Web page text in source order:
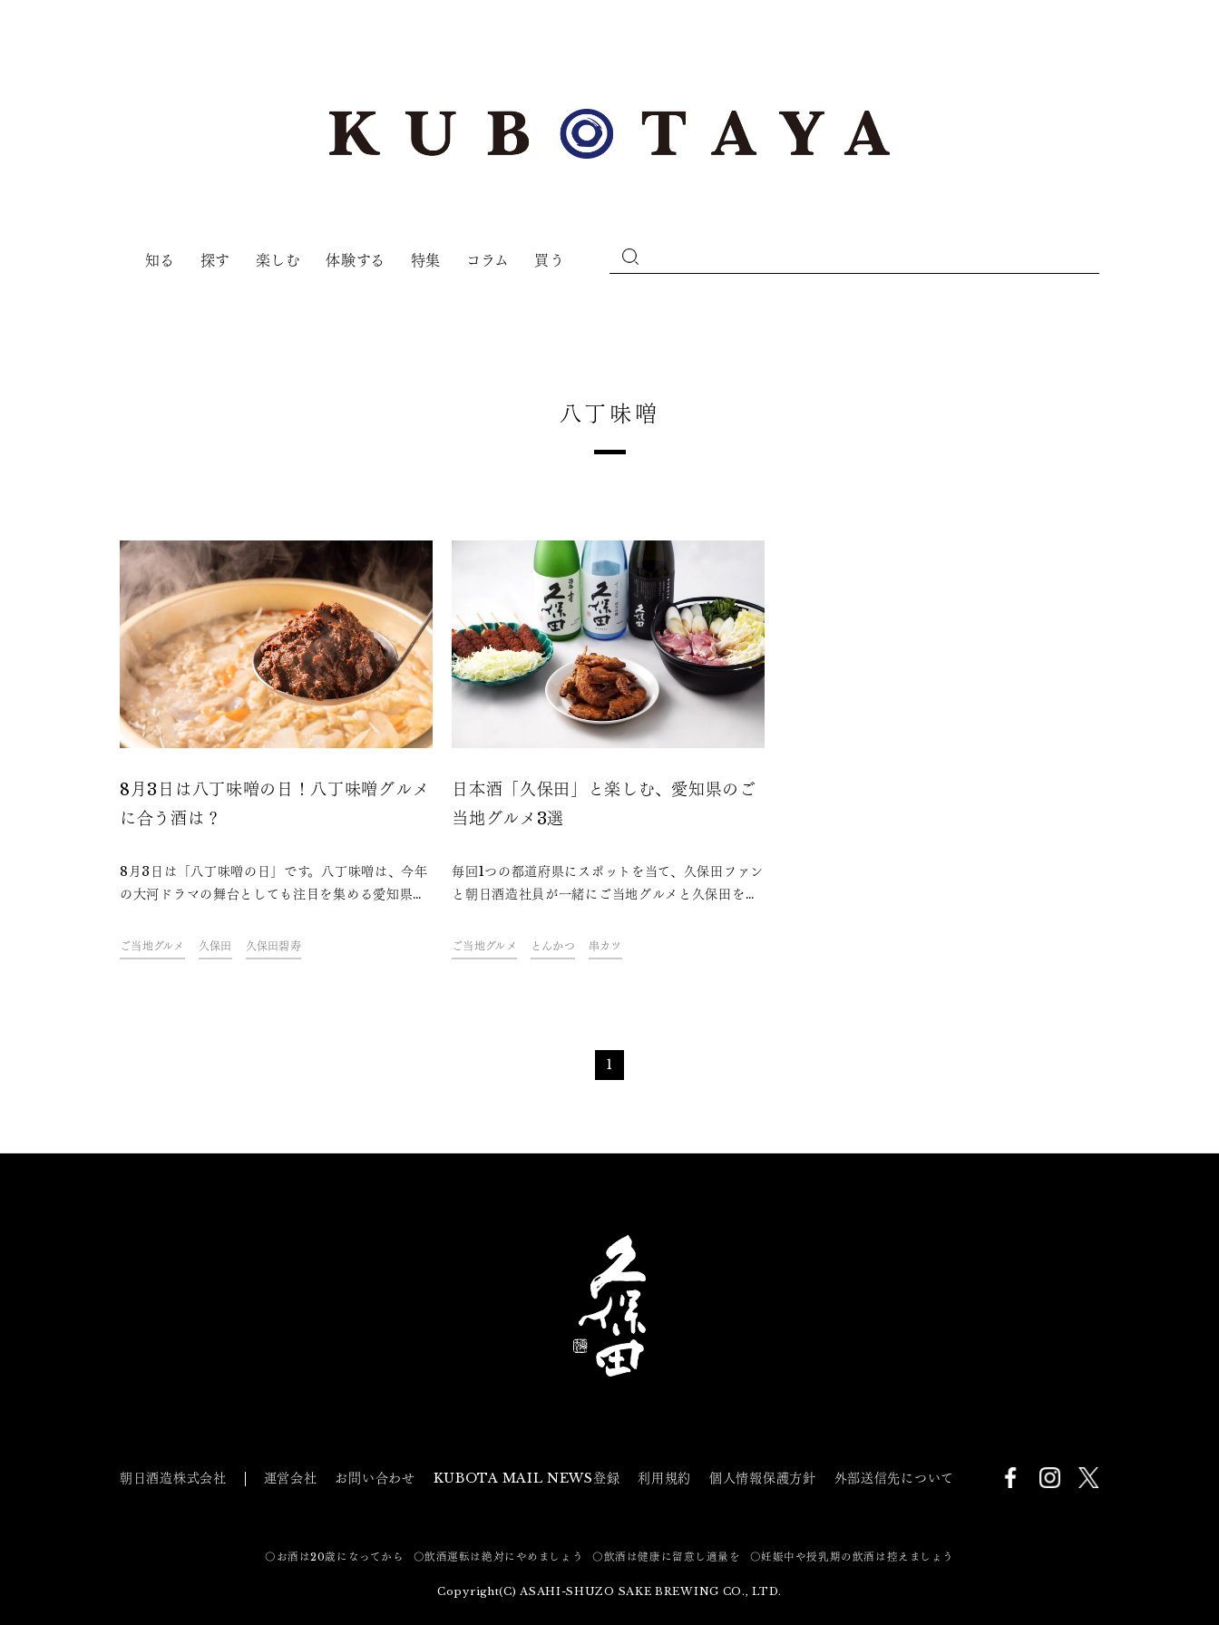
知る 探す 楽しむ 体験する 特集 コラム 買う
八丁味噌
8月3日は八丁味噌の日！八丁味噌グルメ
に合う酒は？
8月3日は「八丁味噌の日」です。八丁味噌は、今年
の大河ドラマの舞台としても注目を集める愛知県岡
の味付けには欠かせない存在です。そんな八丁味噌
についてや、八丁味噌を使ったグルメとそれに合う
ご当地グルメ 久保田 久保田碧寿
日本酒「久保田」と楽しむ、愛知県のご
当地グルメ3選
毎回1つの都道府県にスポットを当て、久保田ファン
と朝日酒造社員が一緒にご当地グルメと久保田を味
楽しむオンラインイベント「久保田ご当地グルメ
部」。今回は、愛知県をテーマに開催しました。フ
ご当地グルメ とんかつ 串カツ
1
朝日酒造株式会社 運営会社 お問い合わせ KUBOTA MAIL NEWS登録 利用規約 個人情報保護方針 外部送信先について
〇お酒は20歳になってから 〇飲酒運転は絶対にやめましょう 〇飲酒は健康に留意し適量を 〇妊娠中や授乳期の飲酒は控えましょう
Copyright(C) ASAHI-SHUZO SAKE BREWING CO., LTD.